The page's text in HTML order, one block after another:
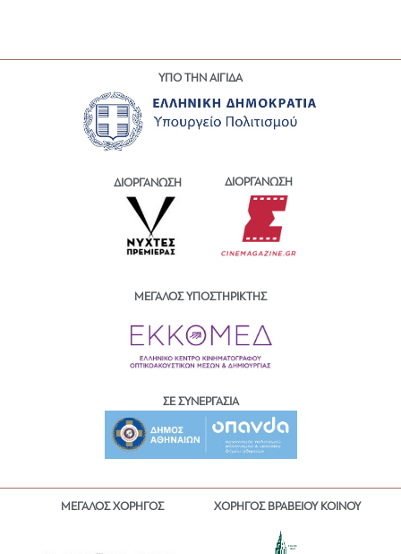
ΥΠΟ ΤΗΝ ΑΙΓΙΔΑ
ΔΙΟΡΓΑΝΩΣΗ ΔΙΟΡΓΑΝΩΣΗ
ΜΕΓΑΛΟΣ ΥΠΟΣΤΗΡΙΚΤΗΣ
ΣΕ ΣΥΝΕΡΓΑΣΙΑ
ΜΕΓΑΛΟΣ ΧΟΡΗΓΟΣ ΧΟΡΗΓΟΣ ΒΡΑΒΕΙΟΥ ΚΟΙΝΟΥ